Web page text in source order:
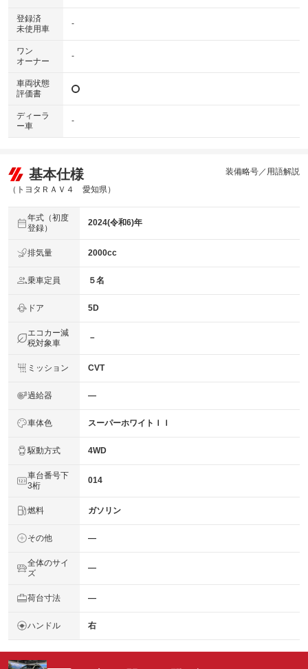
登録済
未使用車
-
ワン
オーナー
-
車両状態
評価書
ディーラ
ー車
-
基本仕様
（トヨタＲＡＶ４ 愛知県）
装備略号／用語解説
年式（初度
登録）
2024(令和6)年
排気量 2000cc
乗車定員 ５名
ドア 5D
エコカー減
税対象車
－
ミッション CVT
過給器 ―
車体色 スーパーホワイトＩＩ
駆動方式 4WD
車台番号下
3桁
014
燃料 ガソリン
その他 ―
全体のサイ
ズ
―
荷台寸法 ―
ハンドル 右